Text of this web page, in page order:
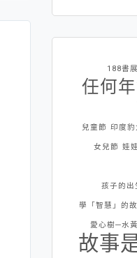
188書展
任何
兒童節 印度豹
女兒節 娃
孩子的出
學「智慧」的
愛心樹─水
故事